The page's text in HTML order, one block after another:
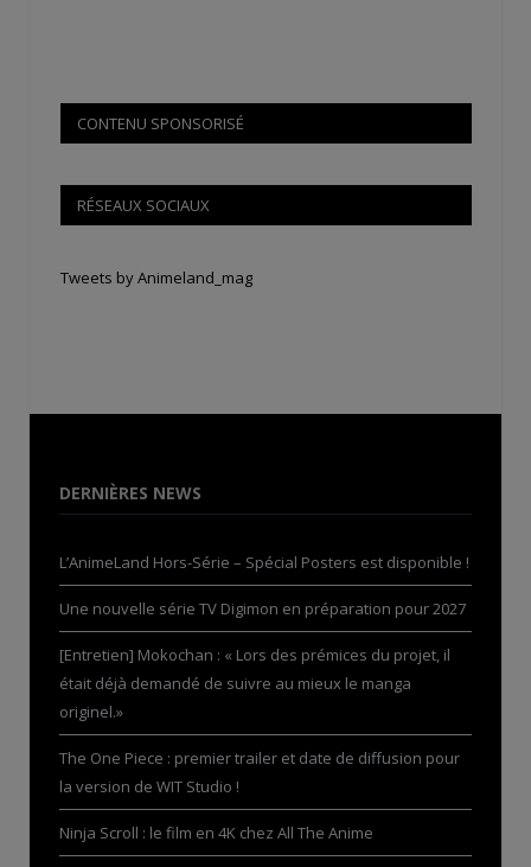
CONTENU SPONSORISÉ
RÉSEAUX SOCIAUX
Tweets by Animeland_mag
DERNIÈRES NEWS
L’AnimeLand Hors-Série – Spécial Posters est disponible !
Une nouvelle série TV Digimon en préparation pour 2027
[Entretien] Mokochan : « Lors des prémices du projet, il
était déjà demandé de suivre au mieux le manga
originel.»
The One Piece : premier trailer et date de diffusion pour
la version de WIT Studio !
Ninja Scroll : le film en 4K chez All The Anime